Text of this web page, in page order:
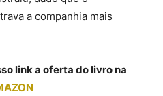
a companhia mais
link a oferta do livro na